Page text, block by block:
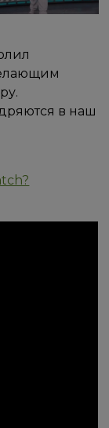
в наш